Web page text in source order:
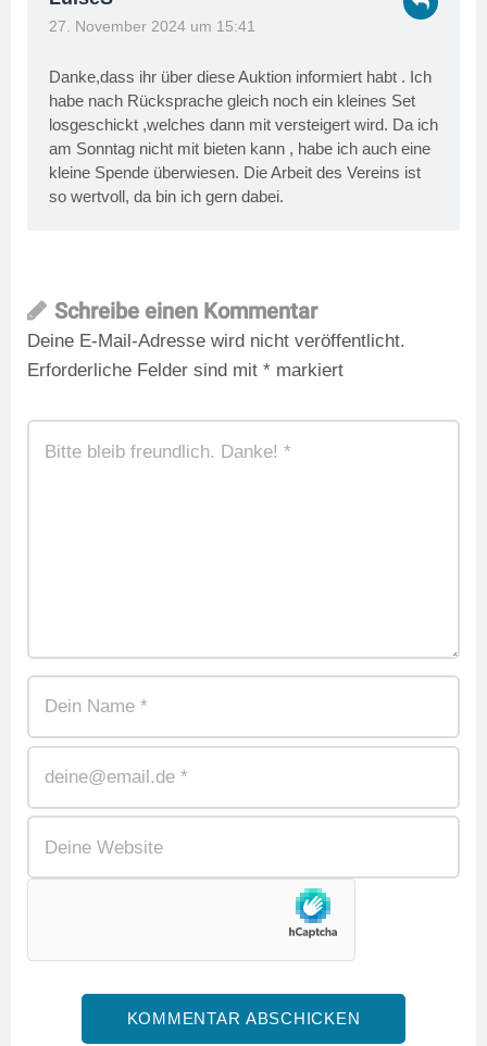
27. November 2024 um 15:41
Danke,dass ihr über diese Auktion informiert habt . Ich
habe nach Rücksprache gleich noch ein kleines Set
losgeschickt ,welches dann mit versteigert wird. Da ich
am Sonntag nicht mit bieten kann , habe ich auch eine
kleine Spende überwiesen. Die Arbeit des Vereins ist
so wertvoll, da bin ich gern dabei.
Schreibe einen Kommentar
Deine E-Mail-Adresse wird nicht veröffentlicht.
Erforderliche Felder sind mit * markiert